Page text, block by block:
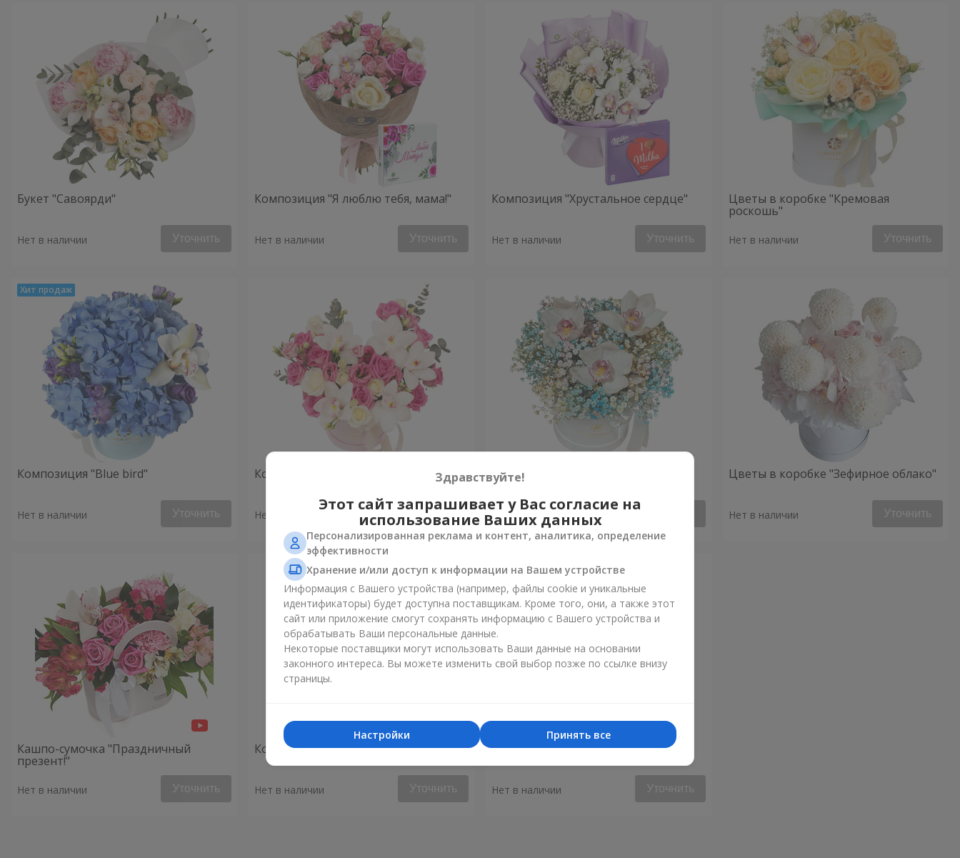
Букет "Савоярди"
Нет в наличии Уточнить
Композиция "Я люблю тебя, мама!"
Нет в наличии Уточнить
Композиция "Хрустальное сердце"
Нет в наличии Уточнить
Цветы в коробке "Кремовая
роскошь"
Нет в наличии Уточнить
Композиция "Blue bird"
Нет в наличии Уточнить
Композиция "Квитка Цисык"
Нет в наличии Уточнить
Цветы в коробке "Радужное
настроение"
Нет в наличии
Цветы в коробке "Зефирное облако"
Нет в наличии Уточнить
Кашпо-сумочка "Праздничный
презент!"
Нет в наличии Уточнить
Композиция "Монако"
Нет в наличии Уточнить
Композиция "Биение сердца"
Нет в наличии Уточнить
Здравствуйте!
Этот сайт запрашивает у Вас согласие на
использование Ваших данных
Персонализированная реклама и контент, аналитика, определение
эффективности
Хранение и/или доступ к информации на Вашем устройстве
Информация с Вашего устройства (например, файлы cookie и уникальные
идентификаторы) будет доступна поставщикам. Кроме того, они, а также этот
сайт или приложение смогут сохранять информацию с Вашего устройства и
обрабатывать Ваши персональные данные.
Некоторые поставщики могут использовать Ваши данные на основании
законного интереса. Вы можете изменить свой выбор позже по ссылке внизу
страницы.
Принять все
Настройки